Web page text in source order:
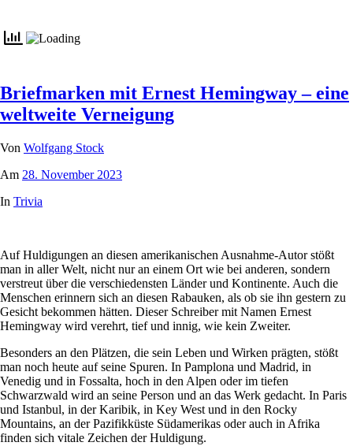
Briefmarken mit Ernest Hemingway – eine
weltweite Verneigung
Von Wolfgang Stock
Am 28. November 2023
In Trivia
Auf Huldigungen an diesen amerikanischen Ausnahme-Autor stößt
man in aller Welt, nicht nur an einem Ort wie bei anderen, sondern
verstreut über die verschiedensten Länder und Kontinente. Auch die
Menschen erinnern sich an diesen Rabauken, als ob sie ihn gestern zu
Gesicht bekommen hätten. Dieser Schreiber mit Namen Ernest
Hemingway wird verehrt, tief und innig, wie kein Zweiter.
Besonders an den Plätzen, die sein Leben und Wirken prägten, stößt
man noch heute auf seine Spuren. In Pamplona und Madrid, in
Venedig und in Fossalta, hoch in den Alpen oder im tiefen
Schwarzwald wird an seine Person und an das Werk gedacht. In Paris
und Istanbul, in der Karibik, in Key West und in den Rocky
Mountains, an der Pazifikküste Südamerikas oder auch in Afrika
finden sich vitale Zeichen der Huldigung.